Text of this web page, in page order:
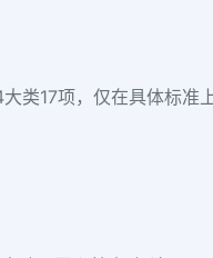
类17项，仅在具体标准